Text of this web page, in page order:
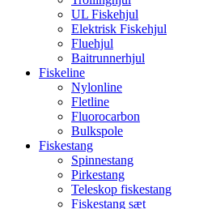
UL Fiskehjul
Elektrisk Fiskehjul
Fluehjul
Baitrunnerhjul
Fiskeline
Nylonline
Fletline
Fluorocarbon
Bulkspole
Fiskestang
Spinnestang
Pirkestang
Teleskop fiskestang
Fiskestang sæt